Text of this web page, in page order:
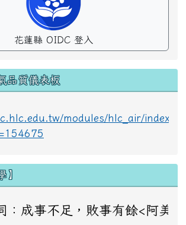
花蓮縣 OIDC 登入
品質儀表板
modules/hlc_air/
】
，敗事有餘<阿美語> Ma